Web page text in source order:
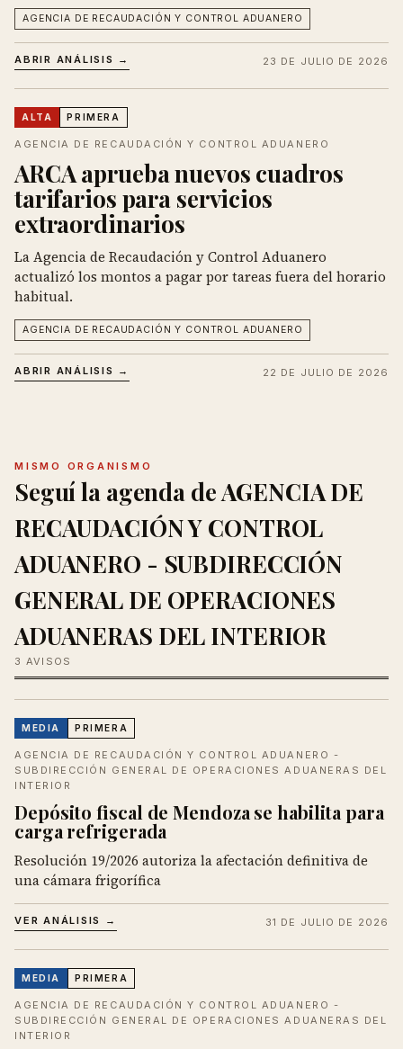
AGENCIA DE RECAUDACIÓN Y CONTROL ADUANERO
ABRIR ANÁLISIS → 23 DE JULIO DE 2026
ALTA PRIMERA
AGENCIA DE RECAUDACIÓN Y CONTROL ADUANERO
ARCA aprueba nuevos cuadros
tarifarios para servicios
extraordinarios
La Agencia de Recaudación y Control Aduanero
actualizó los montos a pagar por tareas fuera del horario
habitual.
AGENCIA DE RECAUDACIÓN Y CONTROL ADUANERO
ABRIR ANÁLISIS → 22 DE JULIO DE 2026
MISMO ORGANISMO
Seguí la agenda de AGENCIA DE
RECAUDACIÓN Y CONTROL
ADUANERO - SUBDIRECCIÓN
GENERAL DE OPERACIONES
ADUANERAS DEL INTERIOR
3 AVISOS
MEDIA PRIMERA
AGENCIA DE RECAUDACIÓN Y CONTROL ADUANERO -
SUBDIRECCIÓN GENERAL DE OPERACIONES ADUANERAS DEL
INTERIOR
Depósito fiscal de Mendoza se habilita para
carga refrigerada
Resolución 19/2026 autoriza la afectación definitiva de
una cámara frigorífica
VER ANÁLISIS → 31 DE JULIO DE 2026
MEDIA PRIMERA
AGENCIA DE RECAUDACIÓN Y CONTROL ADUANERO -
SUBDIRECCIÓN GENERAL DE OPERACIONES ADUANERAS DEL
INTERIOR